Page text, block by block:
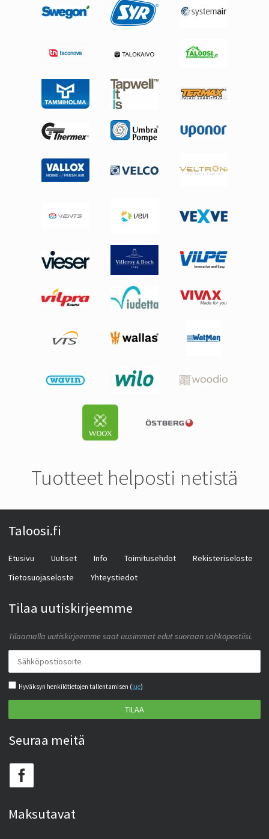
Tuotteet helposti netistä
Taloosi.fi
Etusivu Uutiset Info Toimitusehdot
Rekisteriseloste
Tietosuojaseloste
Yhteystiedot
Tilaa uutiskirjeemme
Tilaamalla uutiskirjeemme saat uusimmat edut suoraan sähköpostiisi.
Hyväksyn henkilötietojen tallentamisen (lue)
TILAA
Seuraa meitä
Maksutavat